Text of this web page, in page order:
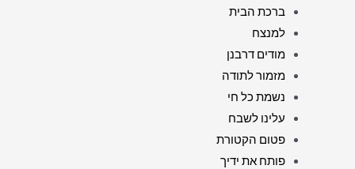
ברכת הבית
למנצח
מודים דרבנן
מזמור לתודה
נשמת כל חי
עלינו לשבח
פטום הקטורת
פותח את ידיך